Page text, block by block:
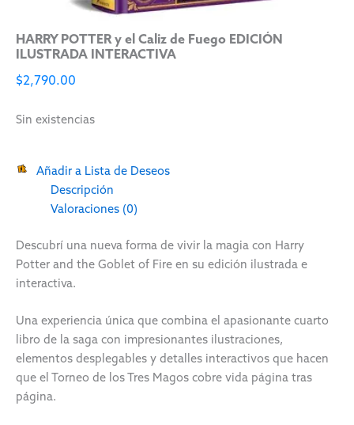
HARRY POTTER y el Caliz de Fuego EDICIÓN
ILUSTRADA INTERACTIVA
$2,790.00
Sin existencias
Añadir a Lista de Deseos
Descripción
Valoraciones (0)
Descubrí una nueva forma de vivir la magia con Harry
Potter and the Goblet of Fire en su edición ilustrada e
interactiva.
Una experiencia única que combina el apasionante cuarto
libro de la saga con impresionantes ilustraciones,
elementos desplegables y detalles interactivos que hacen
que el Torneo de los Tres Magos cobre vida página tras
página.